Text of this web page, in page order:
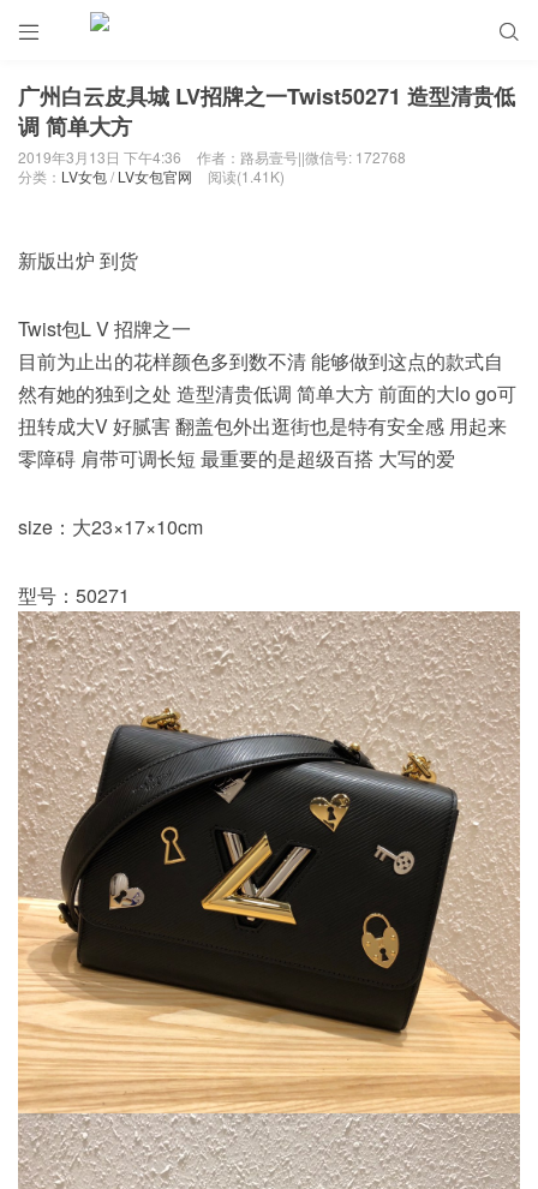
 
广州白云皮具城 LV招牌之一Twist50271 造型清贵低
调 简单大方
2019年3月13日 下午4:36
作者：路易壹号||微信号: 172768
分类： LV女包/ LV女包官网 阅读(1.41K)
新版出炉 到货
Twist包L V 招牌之一
目前为止出的花样颜色多到数不清 能够做到这点的款式自
然有她的独到之处 造型清贵低调 简单大方 前面的大lo go可
扭转成大V 好腻害 翻盖包外出逛街也是特有安全感 用起来
零障碍 肩带可调长短 最重要的是超级百搭 大写的爱
size：大23×17×10cm
型号：50271